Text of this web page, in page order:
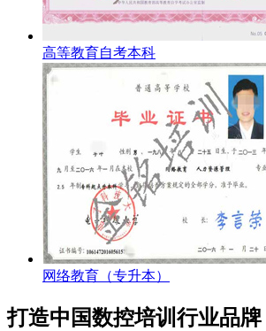
高等教育自考本科
网络教育（专升本）
打造中国数控培训行业品牌